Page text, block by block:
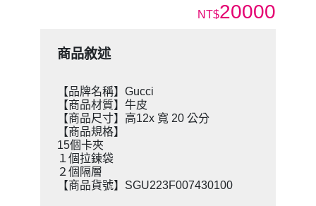
NT$20000
商品敘述
【品牌名稱】Gucci
【商品材質】牛皮
【商品尺寸】高12x 寬 20 公分
【商品規格】
15個卡夾
１個拉鍊袋
２個隔層
【商品貨號】SGU223F007430100